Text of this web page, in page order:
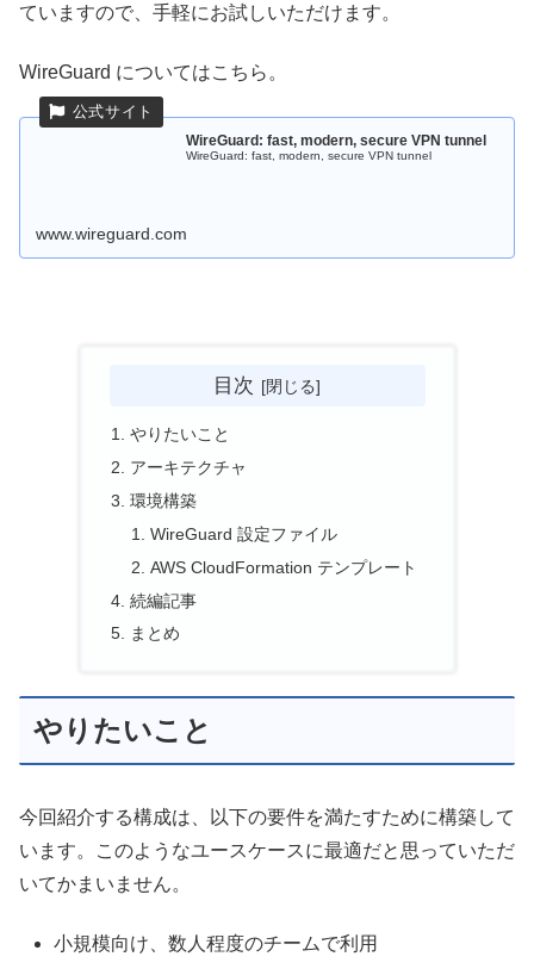
ていますので、手軽にお試しいただけます。
WireGuard についてはこちら。
WireGuard: fast, modern, secure VPN tunnel
WireGuard: fast, modern, secure VPN tunnel
www.wireguard.com
目次
やりたいこと
アーキテクチャ
環境構築
WireGuard 設定ファイル
AWS CloudFormation テンプレート
続編記事
まとめ
やりたいこと
今回紹介する構成は、以下の要件を満たすために構築して
います。このようなユースケースに最適だと思っていただ
いてかまいません。
小規模向け、数人程度のチームで利用